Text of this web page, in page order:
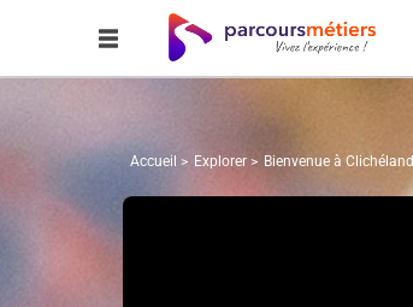
Accueil Explorer Bienvenue à Clichéland